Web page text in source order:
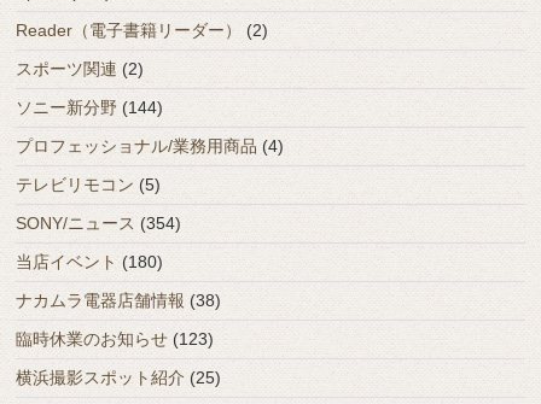
Reader（電子書籍リーダー）
(2)
スポーツ関連 (2)
ソニー新分野 (144)
プロフェッショナル/業務用商品 (4)
テレビリモコン (5)
SONY/ニュース (354)
当店イベント (180)
ナカムラ電器店舗情報 (38)
臨時休業のお知らせ (123)
横浜撮影スポット紹介 (25)